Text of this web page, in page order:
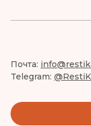
Почта:
Telegram: